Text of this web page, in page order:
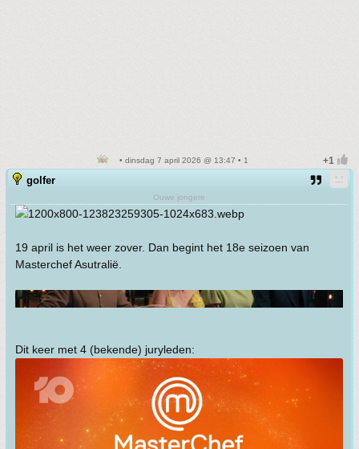
• dinsdag 7 april 2026 @ 13:47 • 1
golfer
Ouwe jongere
19 april is het weer zover. Dan begint het 18e seizoen van
Masterchef Asutralië.
Dit keer met 4 (bekende) juryleden: